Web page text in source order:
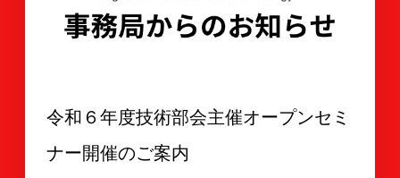
令和６年度技術部会主催オープンセミ
ナー開催のご案内